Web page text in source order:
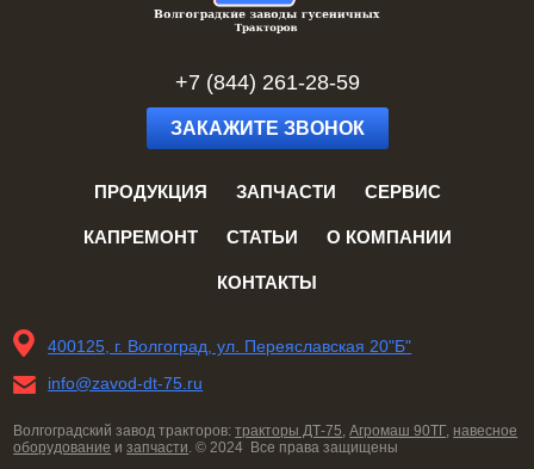
+7 (844) 261-28-59
ЗАКАЖИТЕ ЗВОНОК
ПРОДУКЦИЯ ЗАПЧАСТИ СЕРВИС
КАПРЕМОНТ СТАТЬИ О КОМПАНИИ
КОНТАКТЫ
400125, г. Волгоград, ул. Переяславская 20"Б"
info@zavod-dt-75.ru
Волгоградский завод тракторов:тракторы ДТ-75,Агромаш 90ТГ, навесное
оборудование изапчасти. © 2024 Все права защищены